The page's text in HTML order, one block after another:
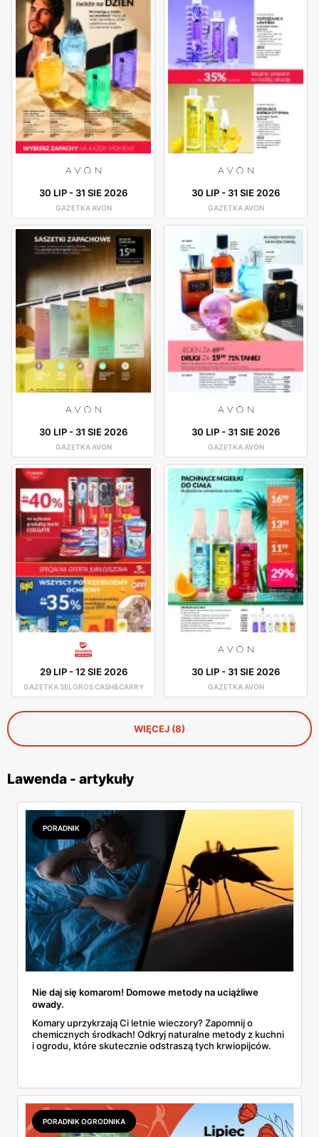
30 LIP- 31 SIE 2026
GAZETKA AVON
30 LIP- 31 SIE 2026
GAZETKA AVON
30 LIP- 31 SIE 2026
GAZETKA AVON
30 LIP- 31 SIE 2026
GAZETKA AVON
29 LIP-12 SIE 2026
GAZETKA SELGROS CASH&CARRY
30 LIP- 31 SIE 2026
GAZETKA AVON
WIĘCEJ (8)
Lawenda - artykuły
PORADNIK
Nie daj się komarom! Domowe metody na uciążliwe
owady.
Komary uprzykrzają Ci letnie wieczory? Zapomnij o
chemicznych środkach! Odkryj naturalne metody z kuchni
i ogrodu, które skutecznie odstraszą tych krwiopijców.
PORADNIK OGRODNIKA